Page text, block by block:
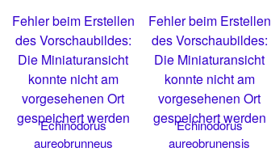
Fehler beim Erstellen
des Vorschaubildes:
Die Miniaturansicht
konnte nicht am
vorgesehenen Ort
gespeichert werden
Echinodorus
aureobrunneus
Fehler beim Erstellen
des Vorschaubildes:
Die Miniaturansicht
konnte nicht am
vorgesehenen Ort
gespeichert werden
Echinodorus
aureobrunensis